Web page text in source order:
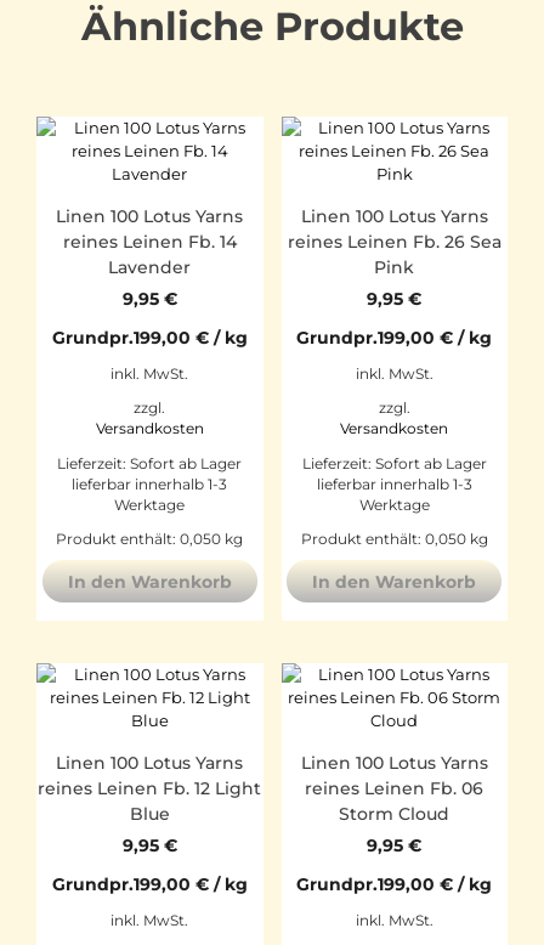
Ähnliche Produkte
Linen 100 Lotus Yarns
reines Leinen Fb. 14
Lavender
9,95 €
Grundpr.199,00 €/ kg
inkl. MwSt.
zzgl.
Versandkosten
Lieferzeit:Sofort ab Lager
lieferbar innerhalb 1-3
Werktage
Produkt enthält: 0,050 kg
In den Warenkorb
Linen 100 Lotus Yarns
reines Leinen Fb. 26 Sea
Pink
9,95€
Grundpr.199,00€ / kg
inkl. MwSt.
zzgl.
Versandkosten
Lieferzeit: Sofort ab Lager
lieferbar innerhalb 1-3
Werktage
Produkt enthält: 0,050 kg
In den Warenkorb
Linen 100 Lotus Yarns
reines Leinen Fb. 12 Light
Blue
9,95 €
Grundpr.199,00 €/ kg
inkl. MwSt.
Linen 100 Lotus Yarns
reines Leinen Fb. 06
Storm Cloud
9,95€
Grundpr.199,00€ / kg
inkl. MwSt.